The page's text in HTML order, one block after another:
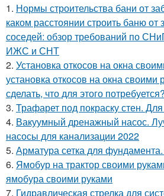
1. Нормы строительства бани от
каком расстоянии строить баню от
соседей: обзор требований по
ИЖС и СНТ
2. Установка откосов на окна
установка откосов на окна своими
сделать, что для этого потребуется?
3. Трафарет под покраску стен.
4. Вакуумный дренажный насос.
насосы для канализации 2022
5. Арматура сетка для фундамента.
6. Ямобур на трактор своими
ямобура своими руками
7. Гидравлическая стрелка для